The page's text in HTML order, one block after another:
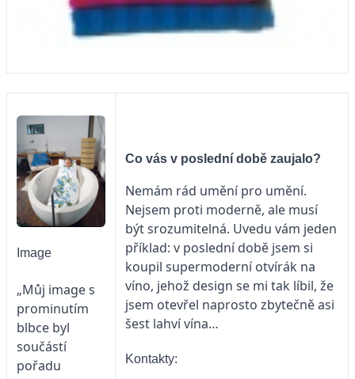
Image
„Můj image s
prominutím
blbce byl
součástí
pořadu
Co vás v poslední době zaujalo?
Nemám rád umění pro umění.
Nejsem proti moderně, ale musí
být srozumitelná. Uvedu vám jeden
příklad: v poslední době jsem si
koupil supermoderní otvírák na
víno, jehož design se mi tak líbil, že
jsem otevřel naprosto zbytečně asi
šest lahví vína…
Kontakty: